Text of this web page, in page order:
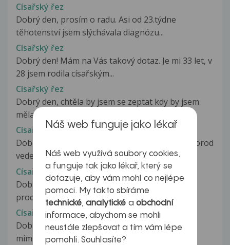
Císařský řez
Dobrý den, prosím o radu. Asi od 23.týdne
těhotenství jsem slýchávala diagnózu...
Císařský řez
Dobrý den! Mám na Vás takový dotaz. Je mi 33 let, v
28 jsem rodila císařským...
Císařský řez
Dobrý den, chtěla by jsem se zeptat kdy by jsem
měla jet do porodnice když mám...
Císařský řez
Dobrý den,prosím o odpověd,u obou dětí byl porod
veden císařským řezem.Kolik...
Císařský řez
Dobrý večer mám dotaz před 8 měsíci jsem
prodělala operaci krecovych žil na...
Císařský řez
Dobrý den. Kdy se můžeme začít snažit o další
miminko, když jsem ve 28 týdnu...
Náš web funguje jako lékař
Náš web využívá soubory cookies,
a funguje tak jako lékař, který se
dotazuje, aby vám mohl co nejlépe
pomoci. My takto sbíráme
technické,analytické a obchodní
informace, abychom se mohli
neustále zlepšovat a tím vám lépe
pomohli. Souhlasíte?